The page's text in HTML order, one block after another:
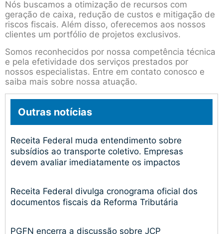
Nós buscamos a otimização de recursos com
geração de caixa, redução de custos e mitigação de
riscos fiscais. Além disso, oferecemos aos nossos
clientes um portfólio de projetos exclusivos.
Somos reconhecidos por nossa competência técnica
e pela efetividade dos serviços prestados por
nossos especialistas. Entre em contato conosco e
saiba mais sobre nossa atuação.
Outras notícias
Receita Federal muda entendimento sobre
subsídios ao transporte coletivo. Empresas
devem avaliar imediatamente os impactos
Receita Federal divulga cronograma oficial dos
documentos fiscais da Reforma Tributária
PGFN encerra a discussão sobre JCP